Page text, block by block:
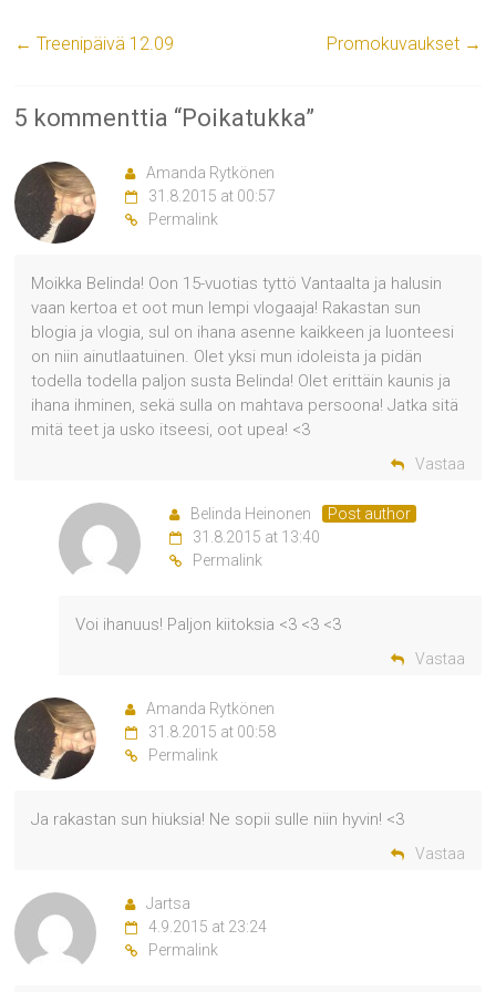
← Treenipäivä 12.09 Promokuvaukset →
5 kommenttia “Poikatukka”
Amanda Rytkönen
31.8.2015 at 00:57
Permalink
Moikka Belinda! Oon 15-vuotias tyttö Vantaalta ja halusin
vaan kertoa et oot mun lempi vlogaaja! Rakastan sun
blogia ja vlogia, sul on ihana asenne kaikkeen ja luonteesi
on niin ainutlaatuinen. Olet yksi mun idoleista ja pidän
todella todella paljon susta Belinda! Olet erittäin kaunis ja
ihana ihminen, sekä sulla on mahtava persoona! Jatka sitä
mitä teet ja usko itseesi, oot upea! <3
Vastaa
Belinda Heinonen
Post author
31.8.2015 at 13:40
Permalink
Voi ihanuus! Paljon kiitoksia <3 <3 <3
Vastaa
Amanda Rytkönen
31.8.2015 at 00:58
Permalink
Ja rakastan sun hiuksia! Ne sopii sulle niin hyvin! <3
Vastaa
Jartsa
4.9.2015 at 23:24
Permalink